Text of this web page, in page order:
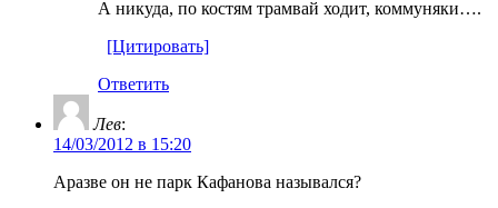
А никуда, по костям трамвай ходит, коммуняки….
[Цитировать]
Ответить
Лев:
14/03/2012 в 15:20
Аразве он не парк Кафанова назывался?